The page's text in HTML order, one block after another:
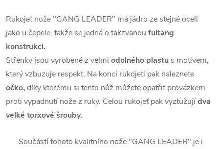
Rukojeť nože "GANG LEADER" má jádro ze stejné oceli
jako u čepele, takže se jedná o takzvanou fultang
konstrukci.
Střenky jsou vyrobené z velmi odolného plastu s motivem,
který vzbuzuje respekt. Na konci rukojeti pak naleznete
očko, díky kterému si tento nůž můžete opatřit provázkem
proti vypadnutí nože z ruky. Celou rukojeť pak vyztužujídva
velké torxové šrouby.
Součástí tohoto kvalitního nože "GANG LEADER" je i